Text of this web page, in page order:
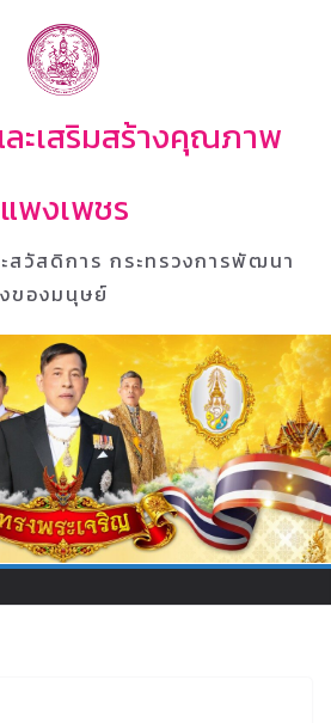
ะเสริมสร้างคุณภาพ
พงเพชร
วัสดิการ กระทรวงการพัฒนา
ของมนุษย์